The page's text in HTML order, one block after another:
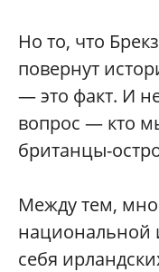
Но то, что
повернут
— это факт. И
вопрос — кто
британцы-
Между тем,
национальной
себя